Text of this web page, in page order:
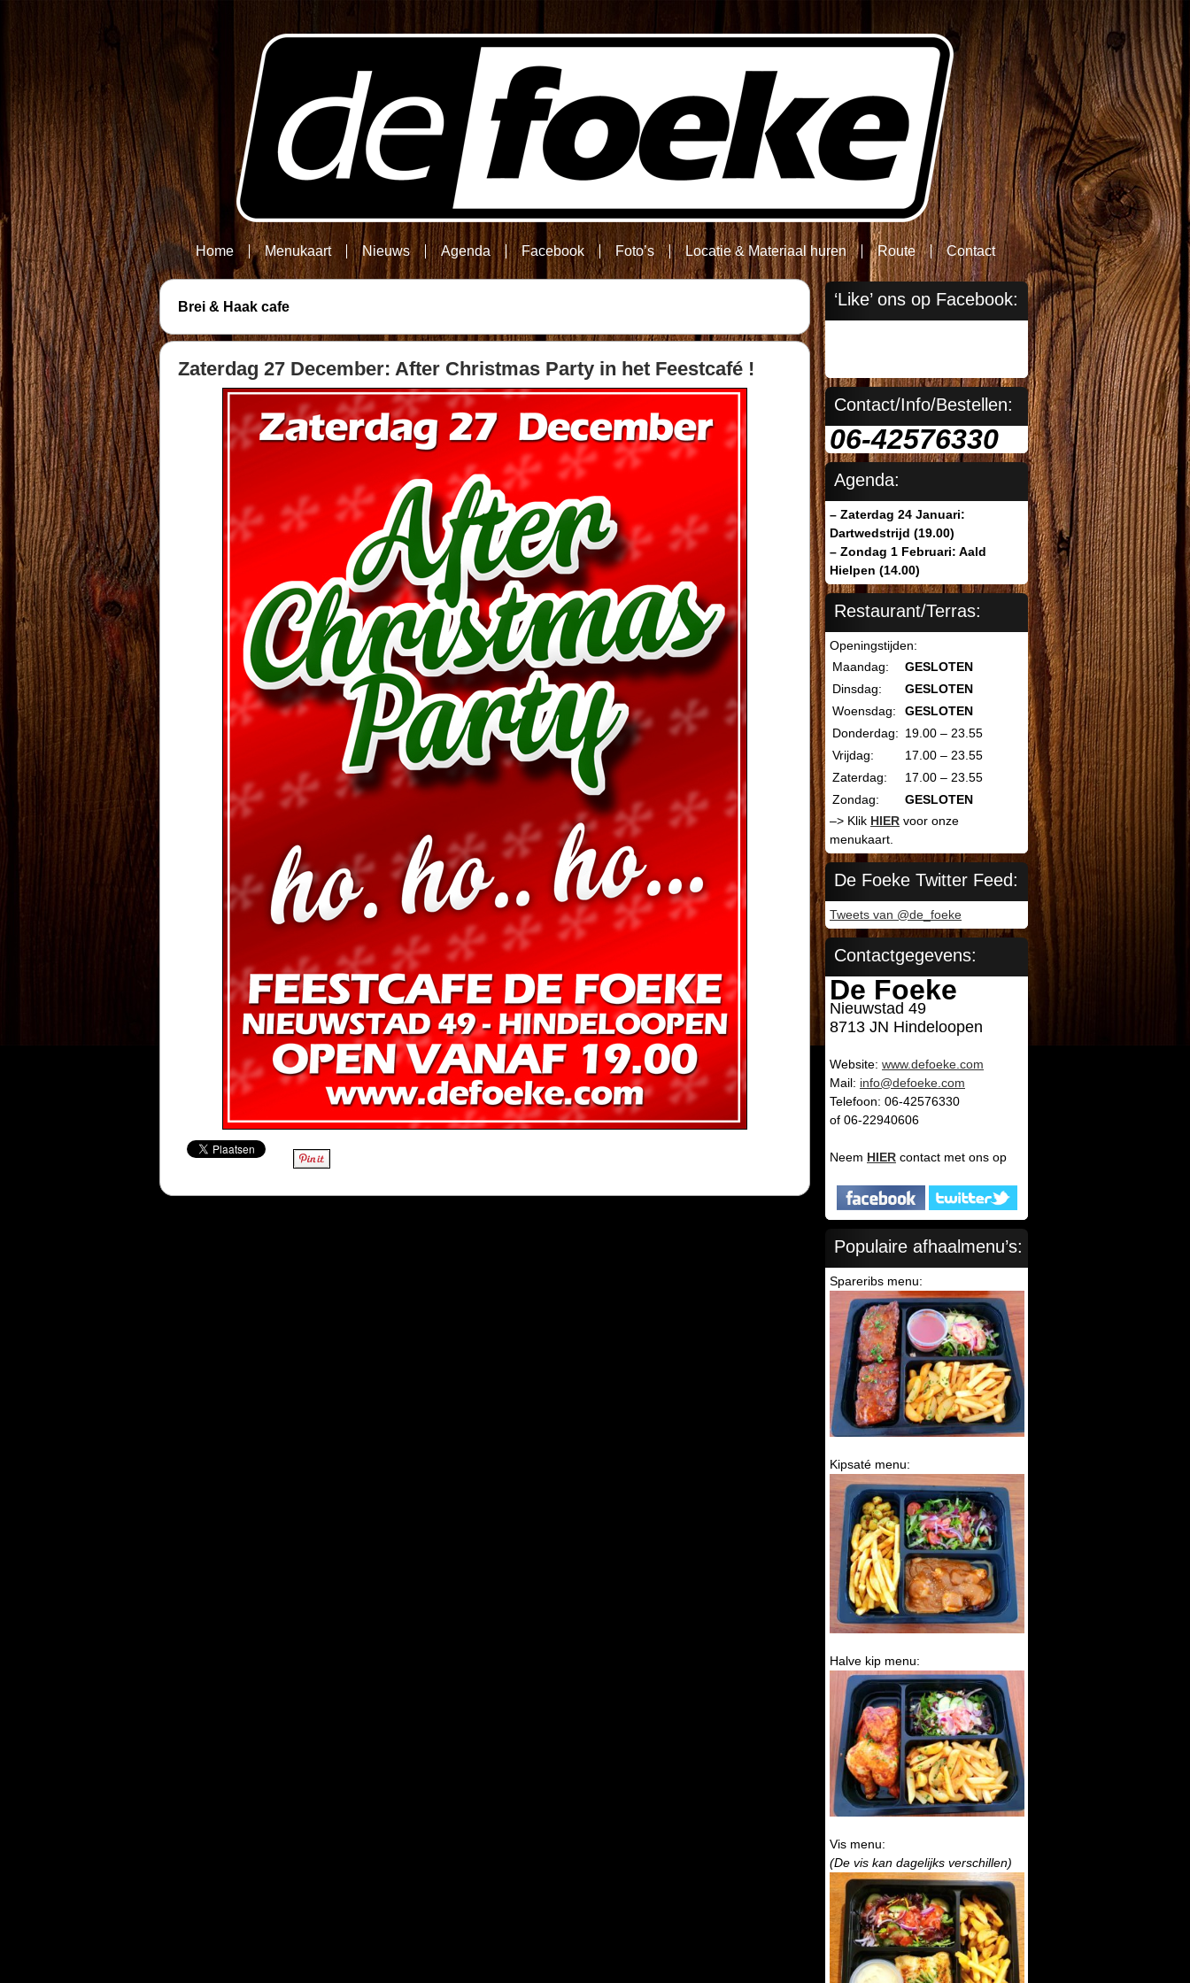
Home Menukaart Nieuws Agenda Facebook Foto’s Locatie & Materiaal huren Route Contact
Brei & Haak cafe
Zaterdag 27 December: After Christmas Party in het Feestcafé !
‘Like’ ons op Facebook:
Contact/Info/Bestellen:
06-42576330
Agenda:
– Zaterdag 24 Januari:
Dartwedstrijd (19.00)
– Zondag 1 Februari: Aald
Hielpen (14.00)
Restaurant/Terras:
Openingstijden:
Maandag:
GESLOTEN
Dinsdag:
GESLOTEN
Woensdag:
GESLOTEN
Donderdag: 19.00 – 23.55
Vrijdag:
17.00 – 23.55
Zaterdag:
17.00 – 23.55
Zondag:
GESLOTEN
–> Klik HIER voor onze
menukaart.
De Foeke Twitter Feed:
Tweets van @de_foeke
Contactgegevens:
De Foeke
Nieuwstad 49
8713 JN Hindeloopen
Website: www.defoeke.com
Mail: info@defoeke.com
Telefoon: 06-42576330
of 06-22940606
Neem HIER contact met ons op
Populaire afhaalmenu’s:
Spareribs menu:
Kipsaté menu:
Halve kip menu:
Vis menu:
(De vis kan dagelijks verschillen)